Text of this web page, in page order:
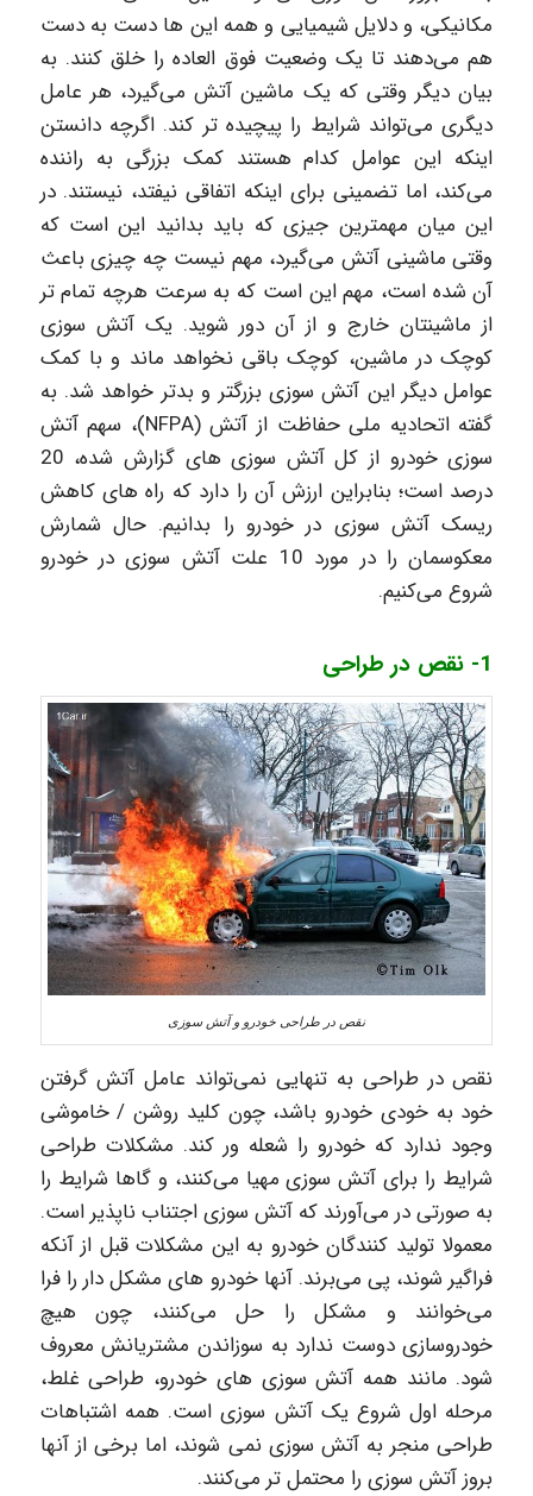
مکانیکی، و دلایل شیمیایی و همه این ها دست به دست
هم می‌دهند تا یک وضعیت فوق العاده را خلق کنند. به
بیان دیگر وقتی که یک ماشین آتش می‌گیرد، هر عامل
دیگری می‌تواند شرایط را پیچیده تر کند. اگرچه دانستن
اینکه این عوامل کدام هستند کمک بزرگی به راننده
می‌کند، اما تضمینی برای اینکه اتفاقی نیفتد، نیستند. در
این میان مهمترین جیزی که باید بدانید این است که
وقتی ماشینی آتش می‌گیرد، مهم نیست چه چیزی باعث
آن شده است، مهم این است که به سرعت هرچه تمام تر
از ماشینتان خارج و از آن دور شوید. یک آتش سوزی
کوچک در ماشین، کوچک باقی نخواهد ماند و با کمک
عوامل دیگر این آتش سوزی بزرگتر و بدتر خواهد شد. به
گفته اتحادیه ملی حفاظت از آتش (NFPA)، سهم آتش
سوزی خودرو از کل آتش سوزی های گزارش شده، 20
درصد است؛ بنابراین ارزش آن را دارد که راه های کاهش
ریسک آتش سوزی در خودرو را بدانیم. حال شمارش
معکوسمان را در مورد 10 علت آتش سوزی در خودرو
شروع می‌کنیم.
1- نقص در طراحی
نقص در طراحی خودرو و آتش سوزی
نقص در طراحی به تنهایی نمی‌تواند عامل آتش گرفتن
خود به خودی خودرو باشد، چون کلید روشن / خاموشی
وجود ندارد که خودرو را شعله ور کند. مشکلات طراحی
شرایط را برای آتش سوزی مهیا می‌کنند، و گاها شرایط را
به صورتی در می‌آورند که آتش سوزی اجتناب ناپذیر است.
معمولا تولید کنندگان خودرو به این مشکلات قبل از آنکه
فراگیر شوند، پی ‌می‌برند. آنها خودرو های مشکل دار را فرا
می‌خوانند و مشکل را حل می‌کنند، چون هیچ
خودروسازی دوست ندارد به سوزاندن مشتریانش معروف
شود. مانند همه آتش سوزی های خودرو، طراحی غلط،
مرحله اول شروع یک آتش سوزی است. همه اشتباهات
طراحی منجر به آتش سوزی نمی شوند، اما برخی از آنها
بروز آتش سوزی را محتمل تر می‌کنند.